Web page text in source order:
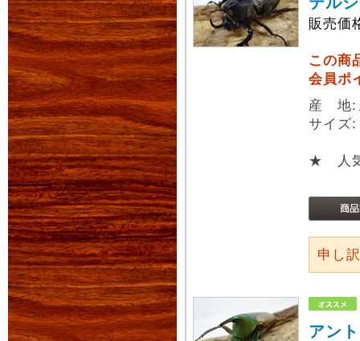
販売価
この商
会員ポ
産 地:
サイ
★ 人
申し
アン